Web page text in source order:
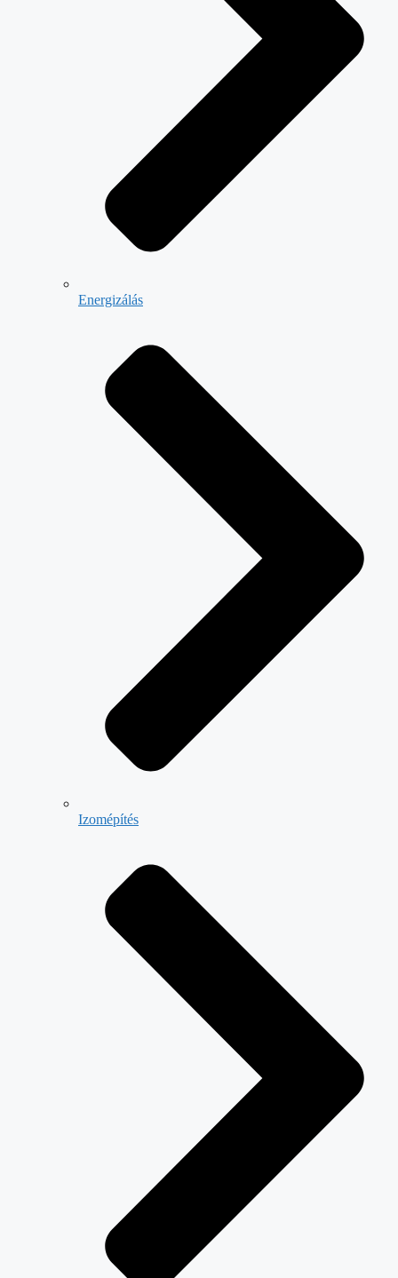
Energizálás
Izomépítés